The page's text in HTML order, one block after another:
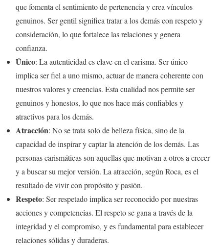
que fomenta el sentimiento de pertenencia y crea vínculos
genuinos. Ser gentil significa tratar a los demás con respeto y
consideración, lo que fortalece las relaciones y genera
confianza.
Único: La autenticidad es clave en el carisma. Ser único
implica ser fiel a uno mismo, actuar de manera coherente con
nuestros valores y creencias. Esta cualidad nos permite ser
genuinos y honestos, lo que nos hace más confiables y
atractivos para los demás.
Atracción: No se trata solo de belleza física, sino de la
capacidad de inspirar y captar la atención de los demás. Las
personas carismáticas son aquellas que motivan a otros a crecer
y a buscar su mejor versión. La atracción, según Roca, es el
resultado de vivir con propósito y pasión.
Respeto: Ser respetado implica ser reconocido por nuestras
acciones y competencias. El respeto se gana a través de la
integridad y el compromiso, y es fundamental para establecer
relaciones sólidas y duraderas.